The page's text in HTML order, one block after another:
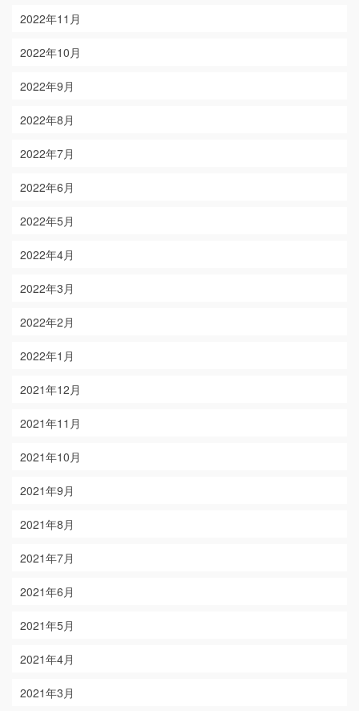
2022年11月
2022年10月
2022年9月
2022年8月
2022年7月
2022年6月
2022年5月
2022年4月
2022年3月
2022年2月
2022年1月
2021年12月
2021年11月
2021年10月
2021年9月
2021年8月
2021年7月
2021年6月
2021年5月
2021年4月
2021年3月